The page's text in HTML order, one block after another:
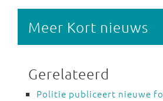
Meer Kort nieuws
Gerelateerd
Politie publiceert nieuwe